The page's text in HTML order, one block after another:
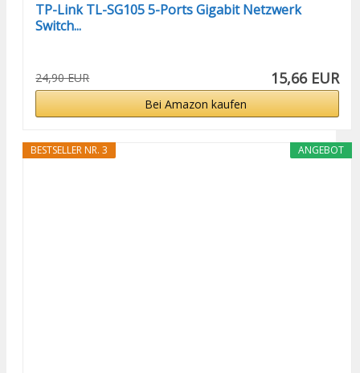
TP-Link TL-SG105 5-Ports Gigabit Netzwerk
Switch...
24,90 EUR 15,66 EUR
Bei Amazon kaufen
ANGEBOT
BESTSELLER NR. 3